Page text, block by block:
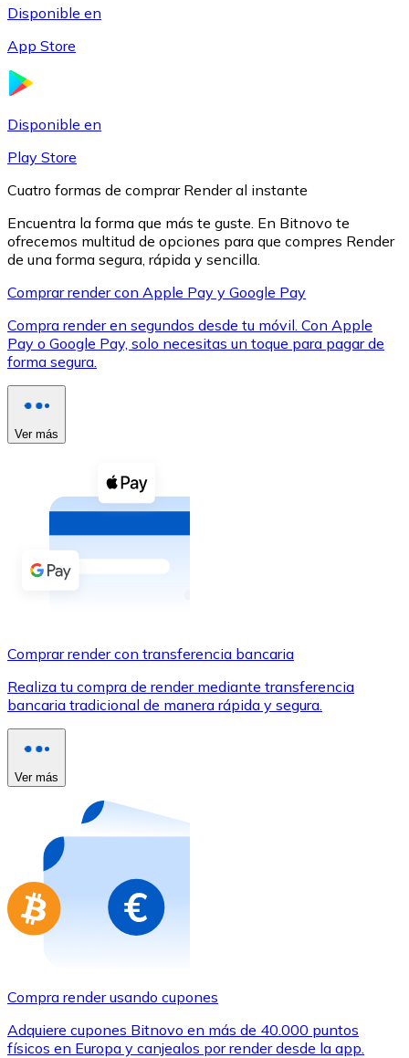
XRP
XRP
Ver todo
Compra criptomonedas con efectivo en tu tienda más
Comprar con efectivo
Transferencia SEPA
Utiliza tarjetas Visa y Mastercard para comprar
Comprar con tarjeta
Compra tarjetas regalo de tus marcas favoritas con
Ir a la tienda de tarjetas regalo
Disponible en
App Store
Disponible en
Play Store
Cuatro formas de comprar Render al instante
Encuentra la forma que más te guste. En Bitnovo te
ofrecemos multitud de opciones para que compres Render
de una forma segura, rápida y sencilla.
Comprar render con Apple Pay y Google Pay
Compra render en segundos desde tu móvil. Con Apple
Pay o Google Pay, solo necesitas un toque para pagar de
forma segura.
Ver más
Comprar render con transferencia bancaria
Realiza tu compra de render mediante transferencia
bancaria tradicional de manera rápida y segura.
Ver más
Compra render usando cupones
Adquiere cupones Bitnovo en más de 40.000 puntos
físicos en Europa y canjealos por render desde la app.